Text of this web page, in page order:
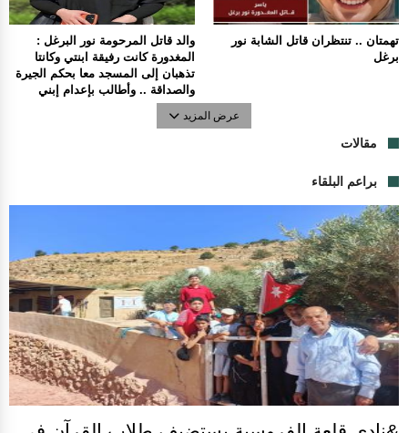
والد قاتل المرحومة نور البرغل :
المغدورة كانت رفيقة ابنتي وكانتا
تذهبان إلى المسجد معا بحكم الجيرة
والصداقة .. وأطالب بإعدام إبني
تهمتان .. تنتظران قاتل الشابة نور
برغل
عرض المزيد
مقالات
براعم البلقاء